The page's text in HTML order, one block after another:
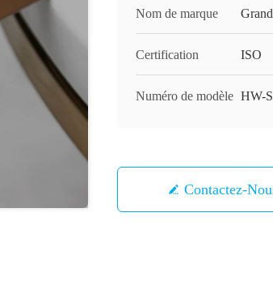
Nom de marque
Certification ISO
Numéro de modèle HW-
Contactez-